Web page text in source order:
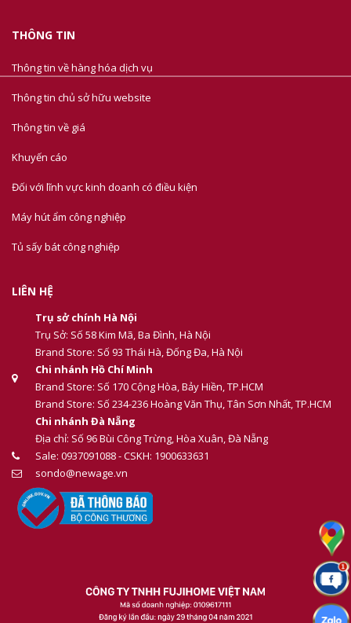
THÔNG TIN
Thông tin về hàng hóa dịch vụ
Thông tin chủ sở hữu website
Thông tin về giá
Khuyến cáo
Đối với lĩnh vực kinh doanh có điều kiện
Máy hút ẩm công nghiệp
Tủ sấy bát công nghiệp
LIÊN HỆ
Trụ sở chính Hà Nội
Trụ Sở: Số 58 Kim Mã, Ba Đình, Hà Nội
Brand Store: Số 93 Thái Hà, Đống Đa, Hà Nội
Chi nhánh Hồ Chí Minh
Brand Store: Số 170 Cộng Hòa, Bảy Hiền, TP.HCM
Brand Store: Số 234-236 Hoàng Văn Thụ, Tân Sơn Nhất, TP.HCM
Chi nhánh Đà Nẵng
Địa chỉ: Số 96 Bùi Công Trừng, Hòa Xuân, Đà Nẵng
Sale: 0937091088 - CSKH: 1900633631
sondo@newage.vn